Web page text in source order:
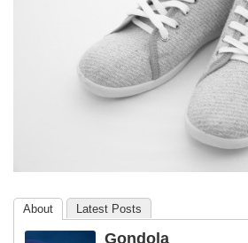
About Latest Posts
Gondola